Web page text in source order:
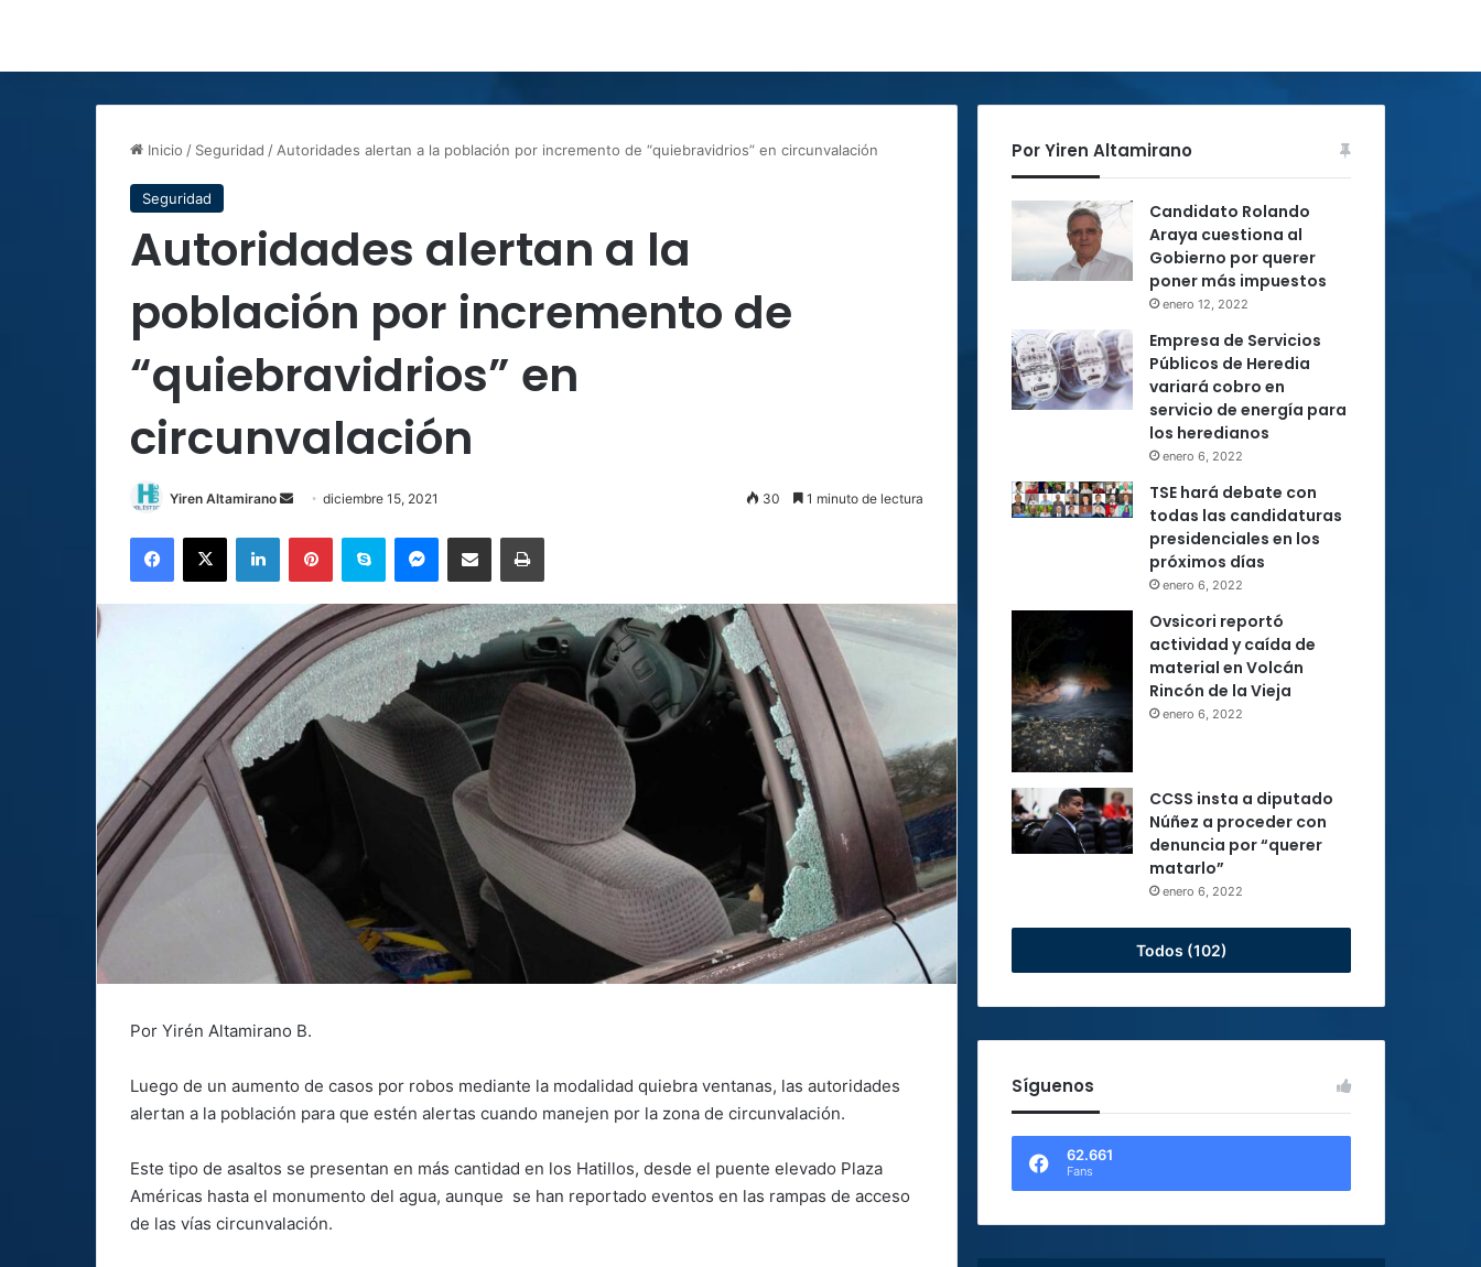
Inicio / Seguridad / Autoridades alertan a la población por incremento de “quiebravidrios” en circunvalación
Seguridad
Autoridades alertan a la
población por incremento de
“quiebravidrios” en
circunvalación
Yiren Altamirano
Send
email
diciembre 15, 2021 30 1 minuto de lectura
Facebook
X LinkedInPinterestSkype MessengerCompartir por correo electrónicoImprimir
Por Yirén Altamirano B.
Luego de un aumento de casos por robos mediante la modalidad quiebra ventanas, las autoridades
alertan a la población para que estén alertas cuando manejen por la zona de circunvalación.
Este tipo de asaltos se presentan en más cantidad en los Hatillos, desde el puente elevado Plaza
Américas hasta el monumento del agua, aunque se han reportado eventos en las rampas de acceso
de las vías circunvalación.
Por Yiren Altamirano
Candidato Rolando
Araya cuestiona al
Gobierno por querer
poner más impuestos
enero 12, 2022
Empresa de Servicios
Públicos de Heredia
variará cobro en
servicio de energía para
los heredianos
enero 6, 2022
TSE hará debate con
todas las candidaturas
presidenciales en los
próximos días
enero 6, 2022
Ovsicori reportó
actividad y caída de
material en Volcán
Rincón de la Vieja
enero 6, 2022
CCSS insta a diputado
Núñez a proceder con
denuncia por “querer
matarlo”
enero 6, 2022
Todos (102)
Síguenos
62.661
Fans